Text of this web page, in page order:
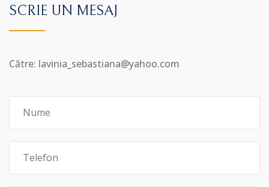
SCRIE UN MESAJ
Către: lavinia_sebastiana@yahoo.com